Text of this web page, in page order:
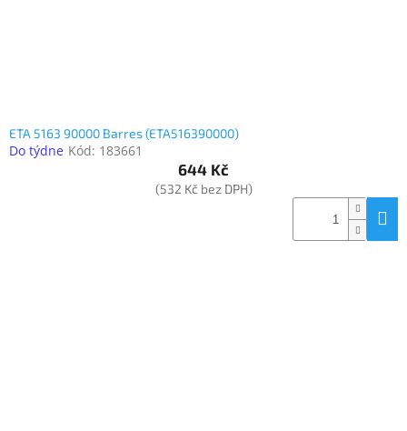
ETA 5163 90000 Barres (ETA516390000)
Do týdne Kód: 183661
644 Kč
(532 Kč bez DPH)